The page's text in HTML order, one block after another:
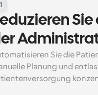
Sie die
Planung und